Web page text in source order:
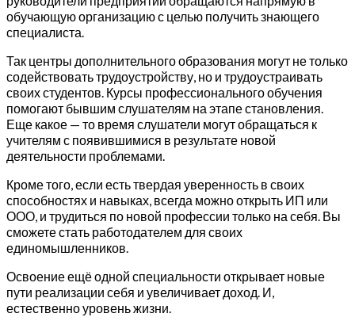
обучающую организацию с целью получить знающего
специалиста.
Так центры дополнительного образования могут не только
содействовать трудоустройству, но и трудоустраивать
своих студентов. Курсы профессионального обучения
помогают бывшим слушателям на этапе становления.
Еще какое — то время слушатели могут обращаться к
учителям с появившимися в результате новой
деятельности проблемами.
Кроме того, если есть твердая уверенность в своих
способностях и навыках, всегда можно открыть ИП или
ООО, и трудиться по новой профессии только на себя. Вы
сможете стать работодателем для своих
единомышленников.
Освоение ещё одной специальности открывает новые
пути реализации себя и увеличивает доход. И,
естественно уровень жизни.